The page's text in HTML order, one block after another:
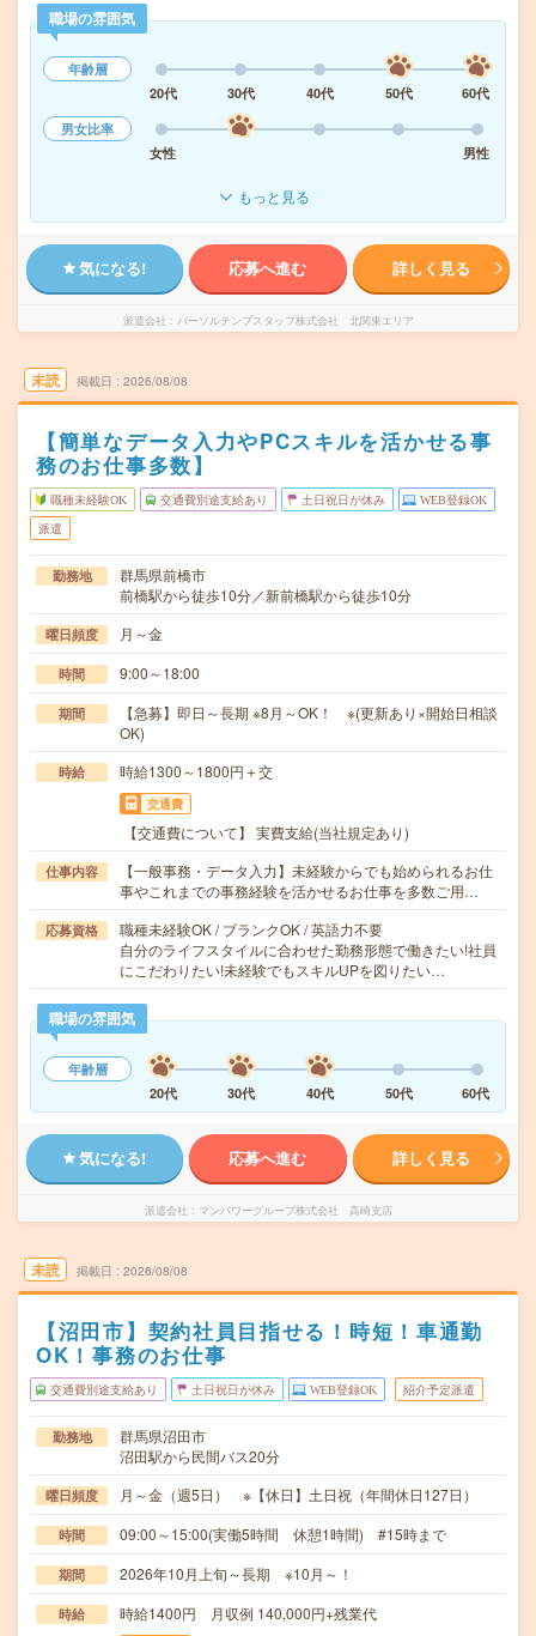
職場の雰囲気
年齢層
20代
30代 40代 50代
60代
男女比率
女性
男性
もっと見る
気になる! 応募へ進む 詳しく見る
派遣会社 パーソルテンプスタッフ株式会社 北関東エリア
未読 掲載日 2026/08/08
【簡単なデータ入力やPCスキルを活かせる事
務のお仕事多数】
職種未経験OK 交通費別途支給あり 土日祝日が休み WEB登録OK
派遣
勤務地
群馬県前橋市
前橋駅から徒歩10分／新前橋駅から徒歩10分
曜日頻度 月～金
時間 9:00～18:00
期間
【急募】即日～長期 ※8月～OK！ ※(更新あり×開始日相談
OK)
時給 時給1300～1800円＋交
交通費
【交通費について】 実費支給(当社規定あり)
仕事内容
【一般事務・データ入力】未経験からでも始められるお仕
事やこれまでの事務経験を活かせるお仕事を多数ご用…
応募資格
職種未経験OK / ブランクOK / 英語力不要
自分のライフスタイルに合わせた勤務形態で働きたい!社員
にこだわりたい!未経験でもスキルUPを図りたい…
職場の雰囲気
年齢層
20代
30代 40代 50代 60代
気になる! 応募へ進む 詳しく見る
派遣会社 マンパワーグループ株式会社 高崎支店
未読 掲載日 2026/08/08
【沼田市】契約社員目指せる！時短！車通勤
OK！事務のお仕事
交通費別途支給あり 土日祝日が休み WEB登録OK 紹介予定派遣
勤務地
群馬県沼田市
沼田駅から民間バス20分
曜日頻度 月～金（週5日） ※【休日】土日祝（年間休日127日）
時間 09:00～15:00(実働5時間 休憩1時間) #15時まで
期間 2026年10月上旬～長期 ※10月～！
時給 時給1400円 月収例 140,000円+残業代